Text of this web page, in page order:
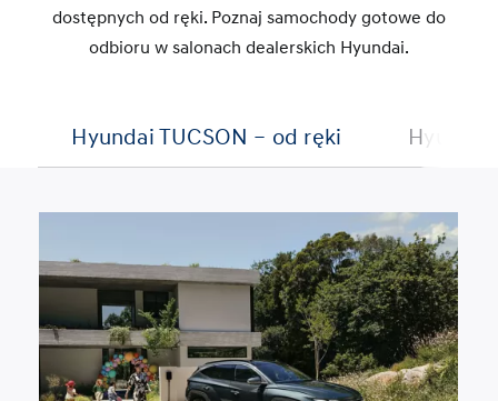
dostępnych od ręki. Poznaj samochody gotowe do
odbioru w salonach dealerskich Hyundai.
Hyundai TUCSON – od ręki Hyundai